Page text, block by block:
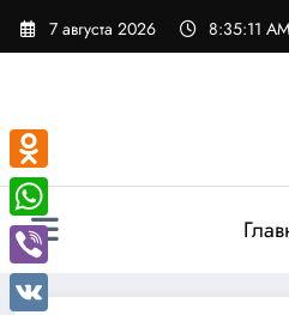
Перейти
7 августа 2026 8:35:12 AM
Odnoklassniki
WhatsApp
Viber